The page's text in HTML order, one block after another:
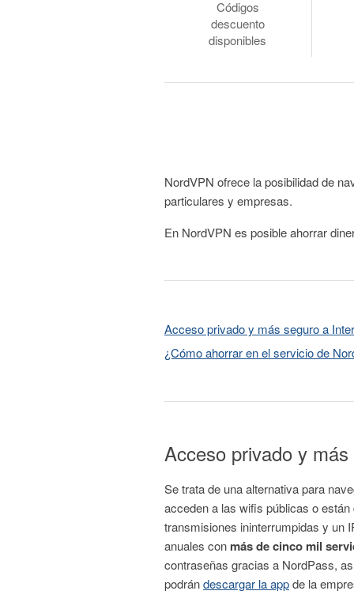
Códigos
descuento
disponibles
NordVPN ofrece la posibilidad de
particulares y empresas.
En NordVPN es posible ahorrar
Acceso privado y más seguro a
¿Cómo ahorrar en el servicio de
Acceso privado y
Se trata de una alternativa para
acceden a las wifis públicas o
transmisiones ininterrumpidas y un
anuales con más de cinco mil
contraseñas gracias a NordPass,
podrándescargar la appde la